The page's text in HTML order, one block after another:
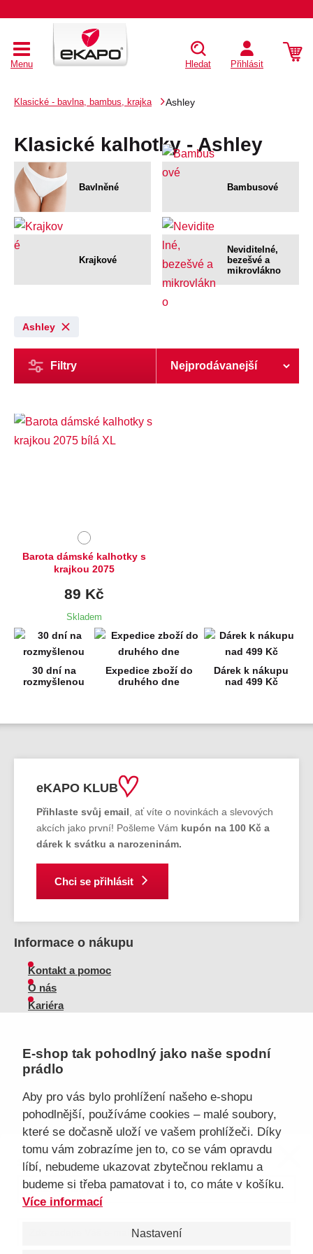
E-shop tak pohodlný jako naše spodní
prádlo
Aby pro vás bylo prohlížení našeho e-shopu
pohodlnější, používáme cookies – malé soubory,
které se dočasně uloží ve vašem prohlížeči. Díky
tomu vám zobrazíme jen to, co se vám opravdu
líbí, nebudeme ukazovat zbytečnou reklamu a
budeme si třeba pamatovat i to, co máte v košíku.
Více informací
Nastavení
Menu Hledat Přihlásit
Klasické - bavlna, bambus, krajka Ashley
Klasické kalhotky - Ashley
Bavlněné Bambusové
Krajkové
Neviditelné,
bezešvé a
mikrovlákno
Ashley
Filtry
Barota dámské kalhotky s
krajkou 2075
89 Kč
Skladem
30 dní na
rozmyšlenou
Expedice zboží do
druhého dne
Dárek k nákupu
nad 499 Kč
eKAPO KLUB
Přihlaste svůj email, ať víte o novinkách a slevových
akcích jako první! Pošleme Vám kupón na 100 Kč a
dárek k svátku a narozeninám.
Chci se přihlásit
Informace o nákupu
Kontakt a pomoc
O nás
Kariéra
Vrácení zboží, reklamace
Obchodní podmínky
Průvodce spokojené ženy
Staňte se naším fanouškem
Jsme důvěryhodný obchod
eKAPO KLUB
Sleva 100 Kč na první nákupnad 1000 Kč